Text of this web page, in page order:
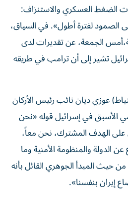
الضغط العسكري والاستنزاف:
الصمود لفترة أطول». في السياق،
14» العبرية،أمس الجمعة، عن تقديرات لدى
تشير إلى أن ترامب في طريقه
عوزي ديان نائب رئيس الأركان
الأسبق في إسرائيل قوله «نحن
على الهدف المشترك، نحن معاً،
عن الدولة والمنظومة الأمنية وما
حيث المبدأ الجوهري القائل بأنه
إيران بنفسنا».